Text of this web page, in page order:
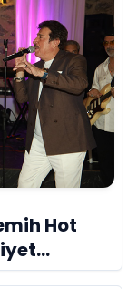
Hot
Kutladı!